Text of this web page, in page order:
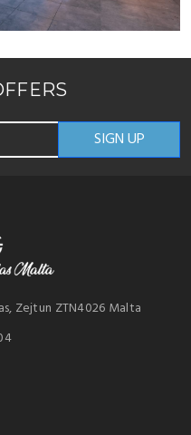
Zejtun ZTN4026 Malta